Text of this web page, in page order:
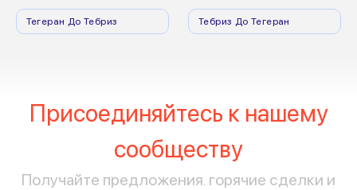
Тегеран До Тебриз Тебриз До Тегеран
Присоединяйтесь к нашему
сообществу
Получайте предложения, горячие сделки и